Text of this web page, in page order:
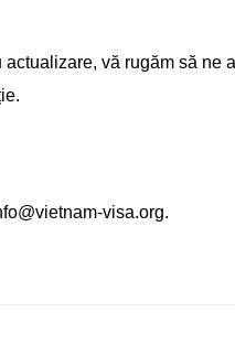
vă rugăm să ne
visa.org.